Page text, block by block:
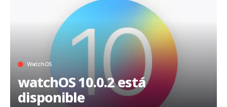
WatchOS
watchOS 10.0.2 está
disponible